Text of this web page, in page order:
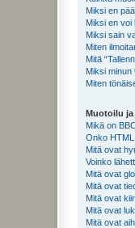
Miksi en
Miksi en voi
Miksi sain
Miten
Mitä
Miksi
Miten
Muotoilu
Mikä on
Onko
Mitä ovat
Voinko
Mitä ovat
Mitä ovat
Mitä ovat
Mitä ovat
Mitä ovat